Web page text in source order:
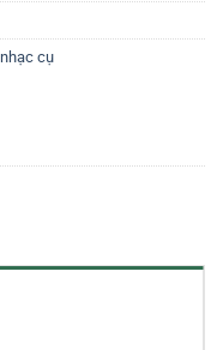
nhạc cụ